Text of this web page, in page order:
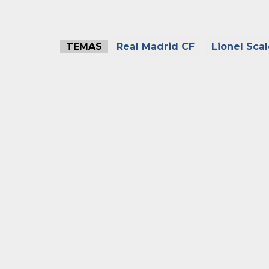
TEMAS Real Madrid CF Lionel